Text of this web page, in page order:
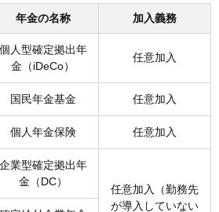
年金の名称 加入義務
個人型確定拠出年
金（iDeCo）
任意加入
国民年金基金 任意加入
個人年金保険 任意加入
企業型確定拠出年
金（DC）
任意加入（勤務先
が導入していない